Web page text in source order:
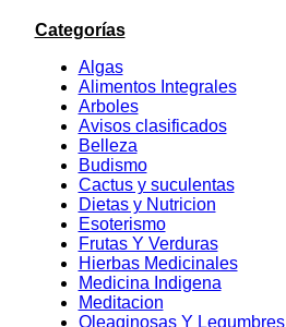
Categorías
Algas
Alimentos Integrales
Arboles
Avisos clasificados
Belleza
Budismo
Cactus y suculentas
Dietas y Nutricion
Esoterismo
Frutas Y Verduras
Hierbas Medicinales
Medicina Indigena
Meditacion
Oleaginosas Y Legumbres